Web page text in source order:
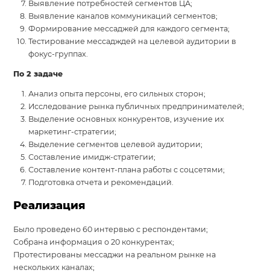
Выявление потребностей сегментов ЦА;
Выявление каналов коммуникаций сегментов;
Формирование мессаджей для каждого сегмента;
Тестирование мессадждей на целевой аудитории в
фокус-группах.
По 2 задаче
Анализ опыта персоны, его сильных сторон;
Исследование рынка публичных предпринимателей;
Выделение основных конкурентов, изучение их
маркетинг-стратегии;
Выделение сегментов целевой аудитории;
Составление имидж-стратегии;
Составление контент-плана работы с соцсетями;
Подготовка отчета и рекомендаций.
Реализация
Было проведено 60 интервью с респондентами;
Собрана информация о 20 конкурентах;
Протестированы мессаджи на реальном рынке на
нескольких каналах;